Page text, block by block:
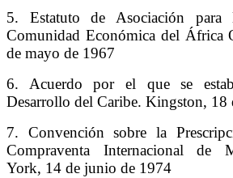
5. Estatuto de Asociación
Comunidad Económica del África
de mayo de 1967
6. Acuerdo por el que se
Desarrollo del Caribe. Kingston, 18
7. Convención sobre la
Compraventa Internacional de
York, 14 de junio de 1974